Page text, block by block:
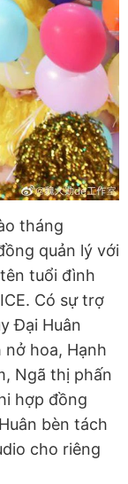
tháng
quản lý với
tuổi đình
Có sự trợ
Đại Huân
hoa, Hạnh
Ngã thị phấn
hợp đồng
bèn tách
cho riêng